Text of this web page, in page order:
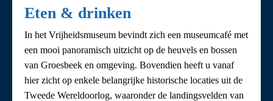
Eten & drinken
In het Vrijheidsmuseum bevindt zich een museumcafé met
een mooi panoramisch uitzicht op de heuvels en bossen
van Groesbeek en omgeving. Bovendien heeft u vanaf
hier zicht op enkele belangrijke historische locaties uit de
Tweede Wereldoorlog, waaronder de landingsvelden van